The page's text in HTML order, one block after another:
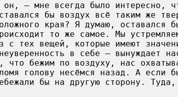
— мне всегда было интересно,
бы воздух всё таким же
края? Я думаю, оставался
то же самое. Мы
с тех вещей, которые имеют
в себе — вынуждает
что бежим по воздуху, нас
голову несёмся назад. А если
бы на другую сторону.